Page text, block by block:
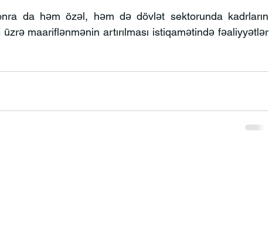
da həm özəl, həm də dövlət sektorunda kadrların
maariflənmənin artırılması istiqamətində fəaliyyətlər